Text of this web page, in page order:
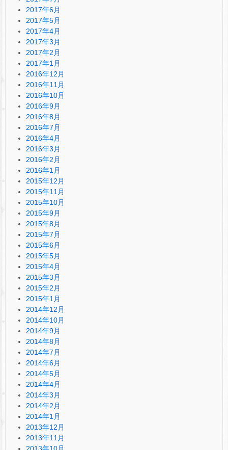
2017年6月
2017年5月
2017年4月
2017年3月
2017年2月
2017年1月
2016年12月
2016年11月
2016年10月
2016年9月
2016年8月
2016年7月
2016年4月
2016年3月
2016年2月
2016年1月
2015年12月
2015年11月
2015年10月
2015年9月
2015年8月
2015年7月
2015年6月
2015年5月
2015年4月
2015年3月
2015年2月
2015年1月
2014年12月
2014年10月
2014年9月
2014年8月
2014年7月
2014年6月
2014年5月
2014年4月
2014年3月
2014年2月
2014年1月
2013年12月
2013年11月